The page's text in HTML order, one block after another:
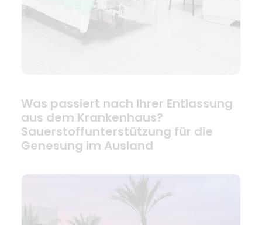
Was passiert nach Ihrer Entlassung
aus dem Krankenhaus?
Sauerstoffunterstützung für die
Genesung im Ausland